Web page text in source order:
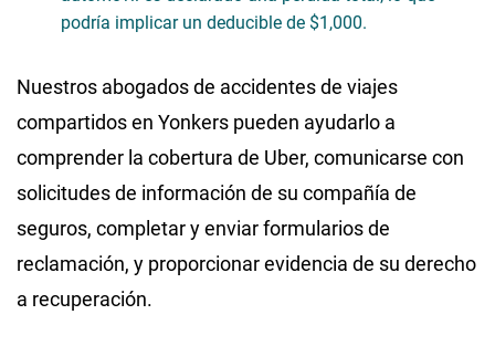
podría implicar un deducible de $1,000.
Nuestros abogados de accidentes de viajes
compartidos en Yonkers pueden ayudarlo a
comprender la cobertura de Uber, comunicarse con
solicitudes de información de su compañía de
seguros, completar y enviar formularios de
reclamación, y proporcionar evidencia de su derecho
a recuperación.